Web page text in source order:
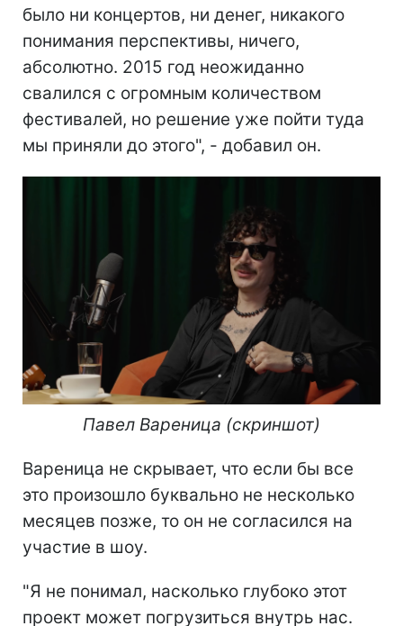
было ни концертов, ни денег, никакого
понимания перспективы, ничего,
абсолютно. 2015 год неожиданно
свалился с огромным количеством
фестивалей, но решение уже пойти туда
мы приняли до этого", - добавил он.
Павел Вареница (скриншот)
Вареница не скрывает, что если бы все
это произошло буквально не несколько
месяцев позже, то он не согласился на
участие в шоу.
"Я не понимал, насколько глубоко этот
проект может погрузиться внутрь нас.